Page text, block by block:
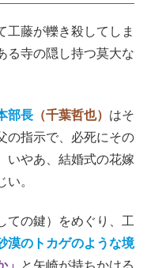
工藤が轢き殺してしま
る寺の隠し持つ莫大な
部長 （千葉哲也） はそ
の指示で、必死にその
いやあ、結婚式の花嫁
。
ての鍵）をめぐり、工
漠のトカゲのような境